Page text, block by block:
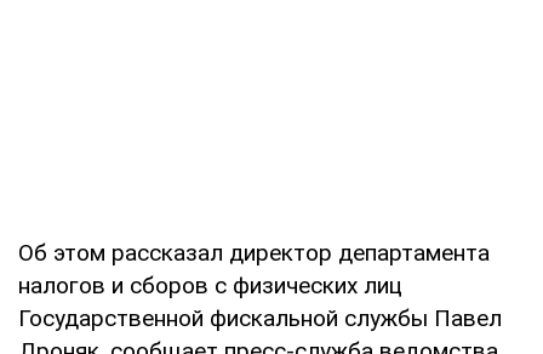
Об этом рассказал директор департамента
налогов и сборов с физических лиц
Государственной фискальной службы Павел